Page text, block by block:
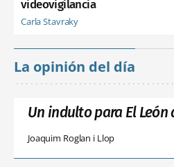
videovigilancia
Carla Stavraky
La opinión del día
Un indulto para El León
Joaquim Roglan i Llop